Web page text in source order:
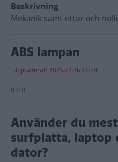
Beskrivning
Mekanik samt ettor och
ABS lampan
Uppdaterat: 2025-12-16 16:59
0 0 0
Använder du
surfplatta, laptop
dator?